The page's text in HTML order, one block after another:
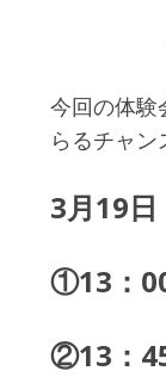
今回の体験
らるチャン
3月19日
①13：
②13：